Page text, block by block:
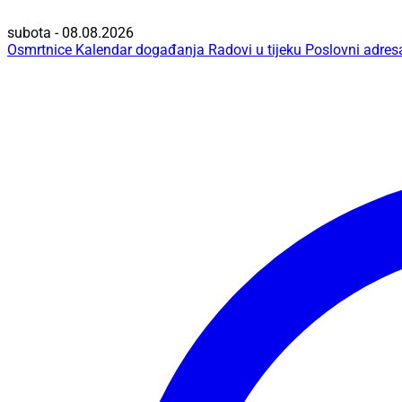
subota - 08.08.2026
Osmrtnice Kalendar događanja Radovi u tijeku Poslovni